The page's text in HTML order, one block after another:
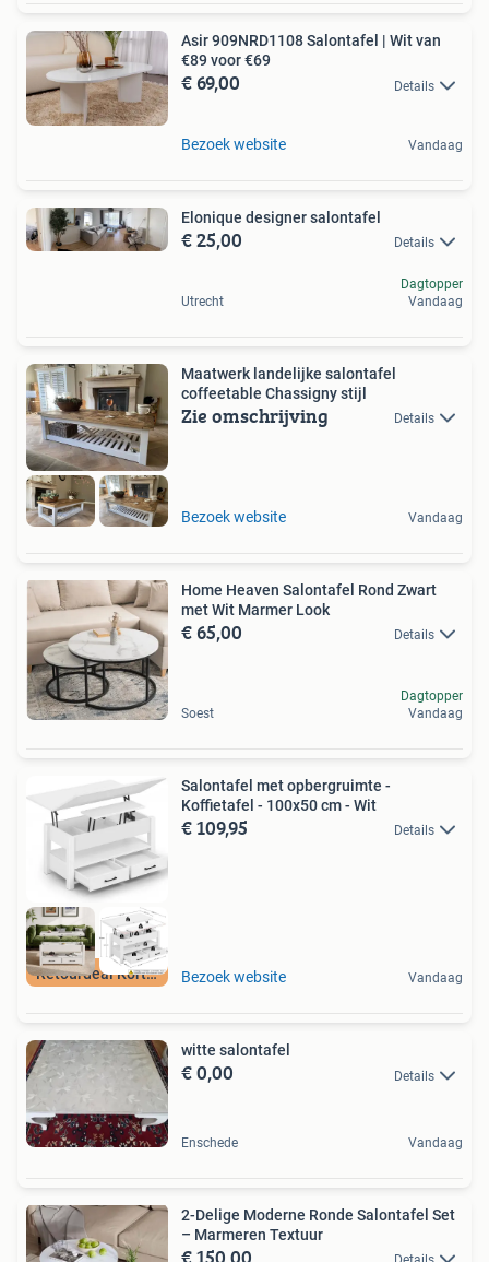
Asir 909NRD1108 Salontafel | Wit van
€89 voor €69
€ 69,00 Details
Bezoek website Vandaag
Elonique designer salontafel
€ 25,00 Details
Utrecht
Dagtopper
Vandaag
Maatwerk landelijke salontafel
coffeetable Chassigny stijl
Zie omschrijving Details
Bezoek website Vandaag
Home Heaven Salontafel Rond Zwart
met Wit Marmer Look
€ 65,00 Details
Soest
Dagtopper
Vandaag
Retourdeal Korting
Salontafel met opbergruimte -
Koffietafel - 100x50 cm - Wit
€ 109,95 Details
Bezoek website Vandaag
witte salontafel
€ 0,00 Details
Enschede Vandaag
2-Delige Moderne Ronde Salontafel Set
– Marmeren Textuur